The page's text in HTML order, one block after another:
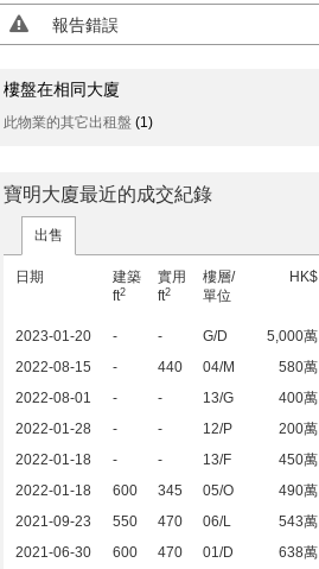
報告錯誤
樓盤在相同大廈
此物業的其它出租盤 (1)
寶明大廈最近的成交紀錄
出售
日期
建築
ft2
實用
ft2
樓層/
單位
HK$
2023-01-20 - - G/D
5,000萬
2022-08-15
- 440 04/M
580萬
2022-08-01
- - 13/G
400萬
2022-01-28
- - 12/P
200萬
2022-01-18
- - 13/F
450萬
2022-01-18
600 345 05/O
490萬
2021-09-23
550 470 06/L
543萬
2021-06-30
600 470 01/D
638萬